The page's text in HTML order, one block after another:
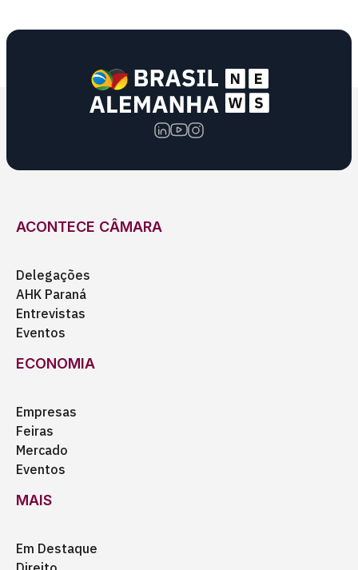
ACONTECE CÂMARA
Delegações
AHK Paraná
Entrevistas
Eventos
ECONOMIA
Empresas
Feiras
Mercado
Eventos
MAIS
Em Destaque